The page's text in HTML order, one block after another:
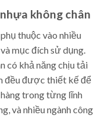
không chân
thuộc vào nhiều
mục đích sử dụng.
có khả năng chịu tải
đều được thiết kế để
trong từng lĩnh
và nhiều ngành công